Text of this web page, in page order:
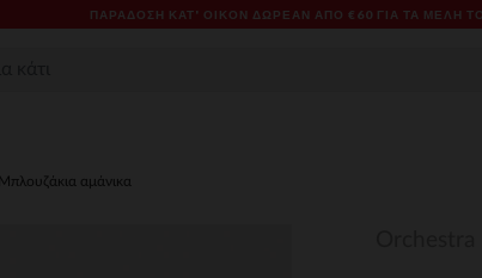
ΠΑΡΆΔΟΣΗ ΚΑΤ' ΟΊΚΟΝ ΔΩΡΕΑΝ ΑΠΌ €60 ΓΙΑ ΤΑ ΜΈΛΗ
Μπλουζάκια αμάνικα